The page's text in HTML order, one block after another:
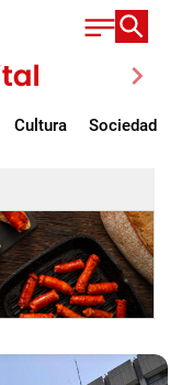
chevron_right
Cultura Sociedad